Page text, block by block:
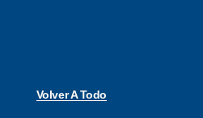
Volver A Todo